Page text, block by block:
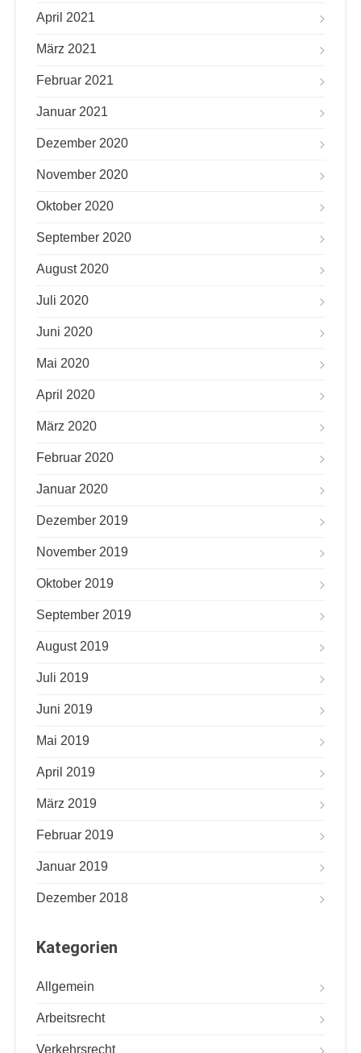
April 2021
März 2021
Februar 2021
Januar 2021
Dezember 2020
November 2020
Oktober 2020
September 2020
August 2020
Juli 2020
Juni 2020
Mai 2020
April 2020
März 2020
Februar 2020
Januar 2020
Dezember 2019
November 2019
Oktober 2019
September 2019
August 2019
Juli 2019
Juni 2019
Mai 2019
April 2019
März 2019
Februar 2019
Januar 2019
Dezember 2018
Kategorien
Allgemein
Arbeitsrecht
Verkehrsrecht